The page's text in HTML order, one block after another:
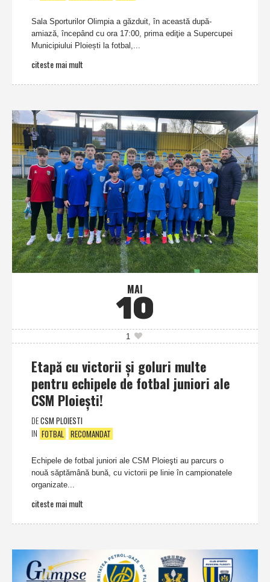
Sala Sporturilor Olimpia a găzduit, în această după-
amiază, începând cu ora 17:00, prima ediţie a Supercupei
Municipiului Ploiești la fotbal,...
citeste mai mult
MAI
10
1
Etapă cu victorii şi goluri multe
pentru echipele de fotbal juniori ale
CSM Ploieşti!
DECSM PLOIESTI
IN FOTBAL RECOMANDAT
Echipele de fotbal juniori ale CSM Ploieşti au parcurs o
nouă săptămână bună, cu victorii pe linie în campionatele
organizate...
citeste mai mult